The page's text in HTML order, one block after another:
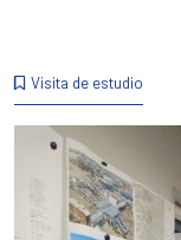
Visita de estudio